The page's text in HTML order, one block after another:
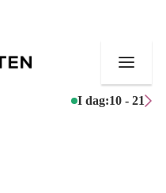
I dag:10 - 21